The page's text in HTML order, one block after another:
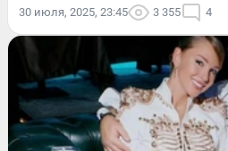
30 июля, 2025, 23:45 3 355 4